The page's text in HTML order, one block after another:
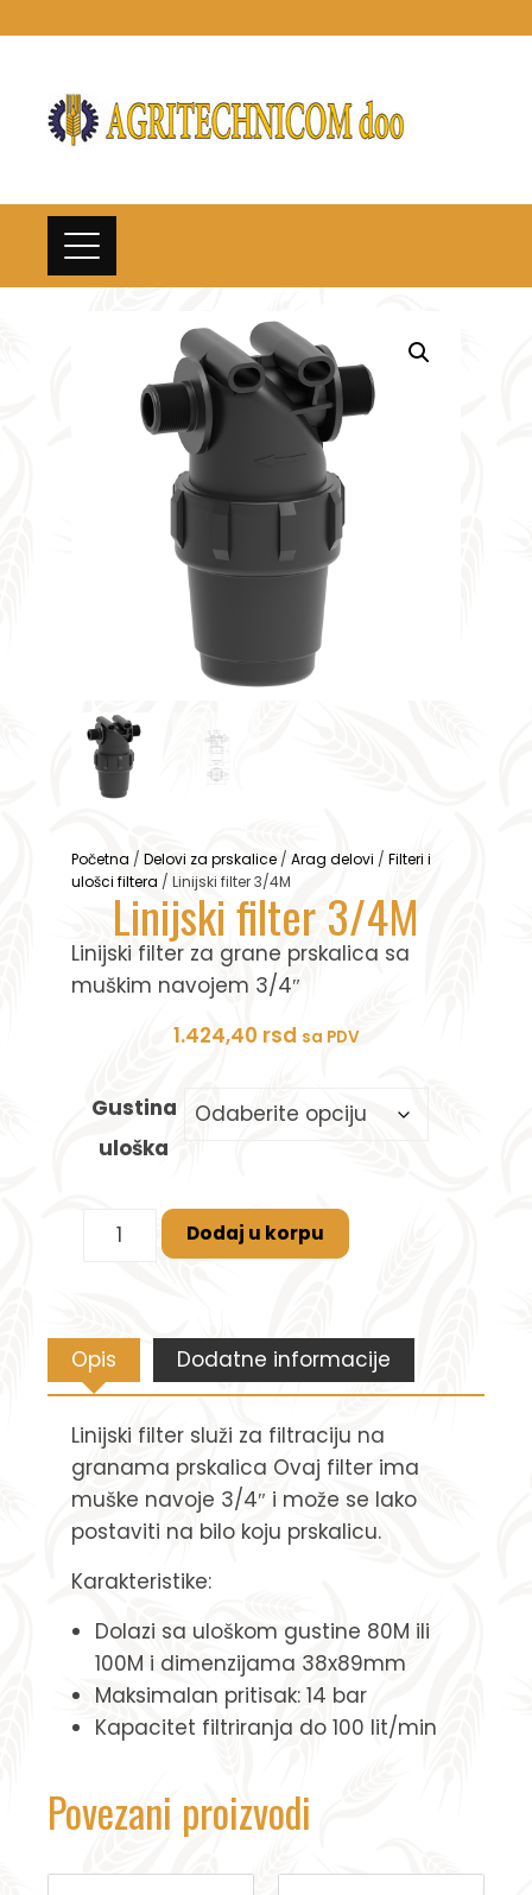
Početna / Delovi za prskalice / Arag delovi / Filteri i
ulošci filtera / Linijski filter 3/4M
Linijski filter 3/4M
Linijski filter za grane prskalica sa
muškim navojem 3/4″
1.424,40 rsd sa PDV
Gustina
uloška
Dodaj u korpu
Opis Dodatne informacije
Linijski filter služi za filtraciju na
granama prskalica Ovaj filter ima
muške navoje 3/4″ i može se lako
postaviti na bilo koju prskalicu.
Karakteristike:
Dolazi sa uloškom gustine 80M ili
100M i dimenzijama 38x89mm
Maksimalan pritisak: 14 bar
Kapacitet filtriranja do 100 lit/min
Povezani proizvodi